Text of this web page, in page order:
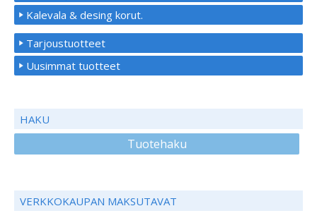
Kalevala & desing korut.
Tarjoustuotteet
Uusimmat tuotteet
HAKU
Tuotehaku
VERKKOKAUPAN MAKSUTAVAT